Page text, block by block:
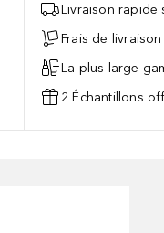
Livraison rapide
Frais de
La plus large
2 Échantillons